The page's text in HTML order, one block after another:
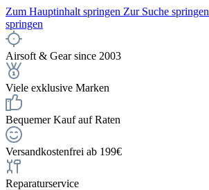
Zum Hauptinhalt springen Zur Suche springen
springen
Airsoft & Gear since 2003
Viele exklusive Marken
Bequemer Kauf auf Raten
Versandkostenfrei ab 199€
Reparaturservice